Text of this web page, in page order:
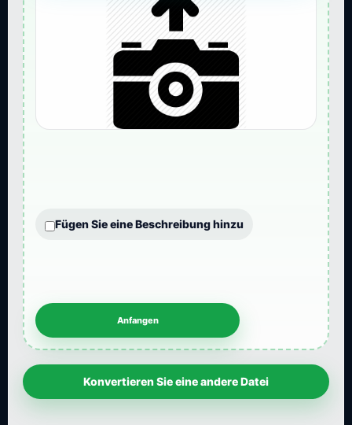
Fügen Sie eine Beschreibung hinzu
Konvertieren Sie eine andere Datei